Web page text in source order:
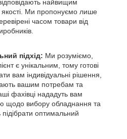
найвищим
Ми пропонуємо лише
часом товари від
підхід: Ми розуміємо,
є унікальним, тому готові
вам індивідуальні рішення,
вашим потребам та
фахівці нададуть вам
щодо вибору обладнання та
оптимальний